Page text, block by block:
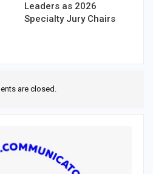
Leaders as 2026
Specialty Jury Chairs
are closed.